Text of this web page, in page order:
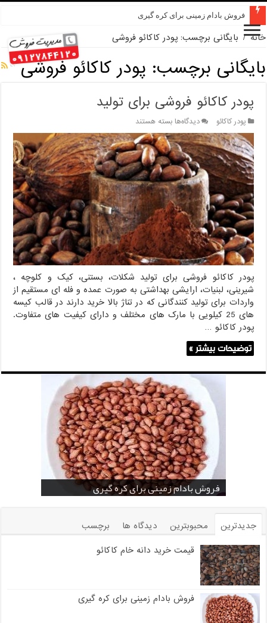
فروش بادام زمینی برای کره گیری
خانه / بایگانی برچسب: پودر کاکائو فروشی
بایگانی برچسب: پودر کاکائو فروشی
پودر کاکائو فروشی برای تولید
پودر کاکائو دیدگاه‌هابرای
پودر
کاکائو
فروشی
برای
تولید
بسته هستند
پودر کاکائو فروشی برای تولید شکلات، بستنی، کیک و کلوچه ،
شیرینی، لبنیات، ارایشی بهداشتی به صورت عمده و فله ای مستقیم از
واردات برای تولید کنندگانی که در تناژ بالا خرید دارند در قالب کیسه
های 25 کیلویی با مارک های مختلف و دارای کیفیت های متفاوت.
پودر کاکائو …
توضیحات بیشتر »
قیمت خرید دانه خام کاکائو
فروش بادام زمینی برای کره گیری
خرید عمده کنجد در تهران
خرید عمده کنجد سیاه و سفید
خرید بادام زمینی فله
خرید عمده کنجد سیاه
خرید عمده کنجد سفید
قیمت خرید کافی میت در کرمان
فروش انواع کنجد در یزد ( Sesame )
جدیدترین محبوبترین دیدگاه ها
برچسب
قیمت خرید دانه خام کاکائو
فروش بادام زمینی برای کره گیری